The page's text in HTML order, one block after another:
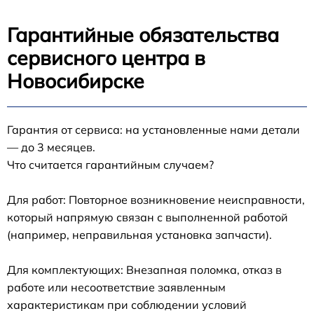
Гарантийные обязательства
сервисного центра в
Новосибирске
Гарантия от сервиса: на установленные нами детали
— до 3 месяцев.
Что считается гарантийным случаем?
Для работ: Повторное возникновение неисправности,
который напрямую связан с выполненной работой
(например, неправильная установка запчасти).
Для комплектующих: Внезапная поломка, отказ в
работе или несоответствие заявленным
характеристикам при соблюдении условий